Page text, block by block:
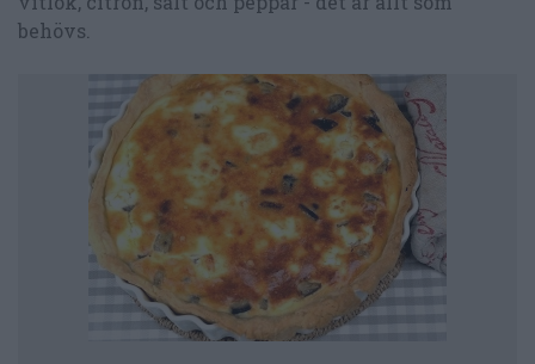
behövs.